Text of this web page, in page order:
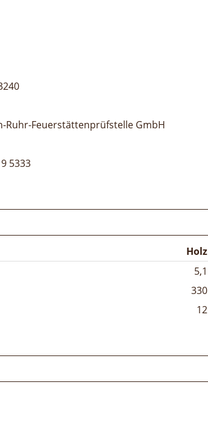
Ruhr-Feuerstättenprüfstelle GmbH
5333
Holz
5,1
330
12